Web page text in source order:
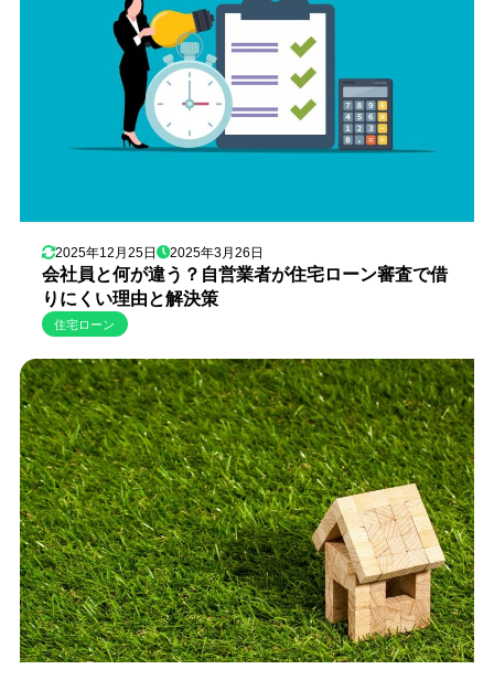
2025年12月25日 2025年3月26日
会社員と何が違う？自営業者が住宅ローン審査で借
りにくい理由と解決策
住宅ローン